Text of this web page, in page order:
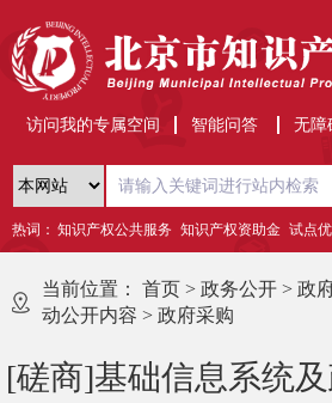
访问我的专属空间 智能问答 无障
热词： 知识产权公共服务 知识产权资助金 试点
当前位置： 首页 > 政务公开 > 政
动公开内容 > 政府采购
[磋商]基础信息系统